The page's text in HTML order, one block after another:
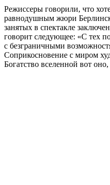
Режиссеры говорили, что
равнодушным жюри
занятых в спектакле
говорит следующее: «С тех
с безграничными
Соприкосновение с миром
Богатство вселенной вот